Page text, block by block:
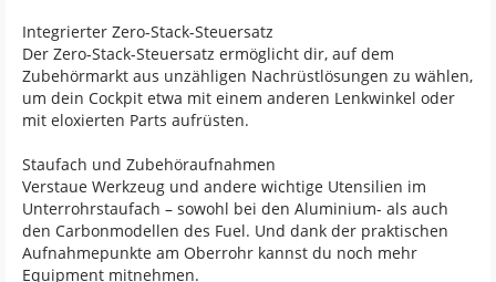
Integrierter Zero-Stack-Steuersatz
Der Zero-Stack-Steuersatz ermöglicht dir, auf dem
Zubehörmarkt aus unzähligen Nachrüstlösungen zu wählen,
um dein Cockpit etwa mit einem anderen Lenkwinkel oder
mit eloxierten Parts aufrüsten.
Staufach und Zubehöraufnahmen
Verstaue Werkzeug und andere wichtige Utensilien im
Unterrohrstaufach – sowohl bei den Aluminium- als auch
den Carbonmodellen des Fuel. Und dank der praktischen
Aufnahmepunkte am Oberrohr kannst du noch mehr
Equipment mitnehmen.